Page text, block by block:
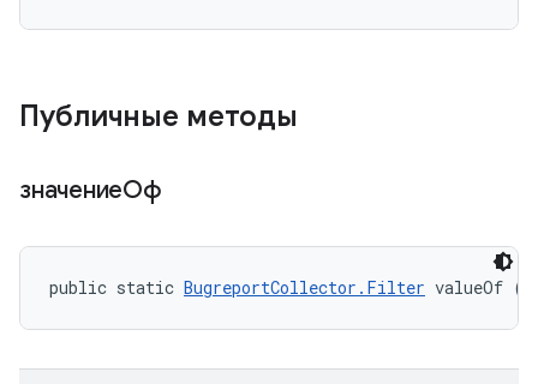
Публичные методы
значениеОф
public static BugreportCollector.Filter valueOf